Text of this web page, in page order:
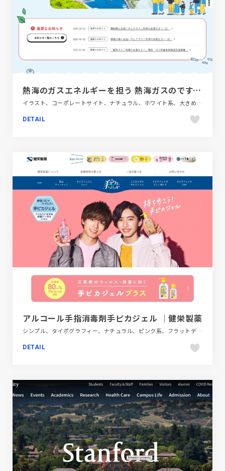
熱海のガスエネルギーを担う 熱海ガスのです。 | 熱海ガス株式会社
イラスト、コーポレートサイト、ナチュラル、ホワイト系、大きめ写真、金融・法律・人材・専門職
DETAIL
アルコール手指消毒剤手ピカジェル ｜健栄製薬
シンプル、タイポグラフィー、ナチュラル、ピンク系、フラットデザイン、ブランド・サービスサイト、ブルー系、ベージュ・ゴールド系、ホワイト系、ポップ、医療・ヘルスケア、大きめ写真
DETAIL